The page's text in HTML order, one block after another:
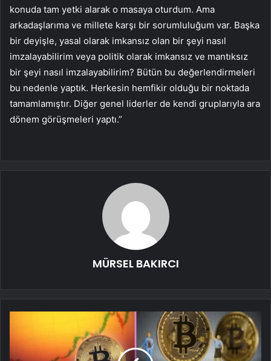
konuda tam yetki alarak o masaya oturdum. Ama
arkadaşlarıma ve millete karşı bir sorumluluğum var. Başka
bir deyişle, yasal olarak imkansız olan bir şeyi nasıl
imzalayabilirim veya politik olarak imkansız ve mantıksız
bir şeyi nasıl imzalayabilirim? Bütün bu değerlendirmeleri
bu nedenle yaptık. Herkesin hemfikir olduğu bir noktada
tamamlamıştır. Diğer genel liderler de kendi gruplarıyla ara
dönem görüşmeleri yaptı.”
MÜRSEL BAKIRCI